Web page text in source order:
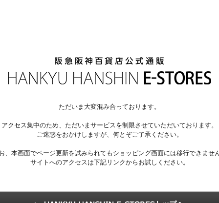
ただいま大変混み合っております。
アクセス集中のため、ただいまサービスを制限させていただいております。
ご迷惑をおかけしますが、何とぞご了承ください。
、本画面でページ更新を試みられてもショッピング画面には移行できませ
サイトへのアクセスは下記リンクからお試しください。